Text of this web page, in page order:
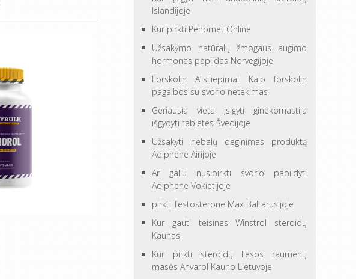
Islandijoje
Kur pirkti Penomet Online
Užsakymo natūralų žmogaus augimo
hormonas papildas Norvegijoje
Forskolin Atsiliepimai: Kaip forskolin
pagalbos su svorio netekimas
Geriausia vieta įsigyti ginekomastija
išgydyti tabletes Švedijoje
Užsakyti riebalų deginimas produktą
Adiphene Airijoje
Ar galiu nusipirkti svorio papildyti
Adiphene Vokietijoje
pirkti Testosterone Max Baltarusijoje
Kur gauti teisines Winstrol steroidų
Kaunas
Kur pirkti steroidų liesos raumenų
masės Anvarol Kauno Lietuvoje